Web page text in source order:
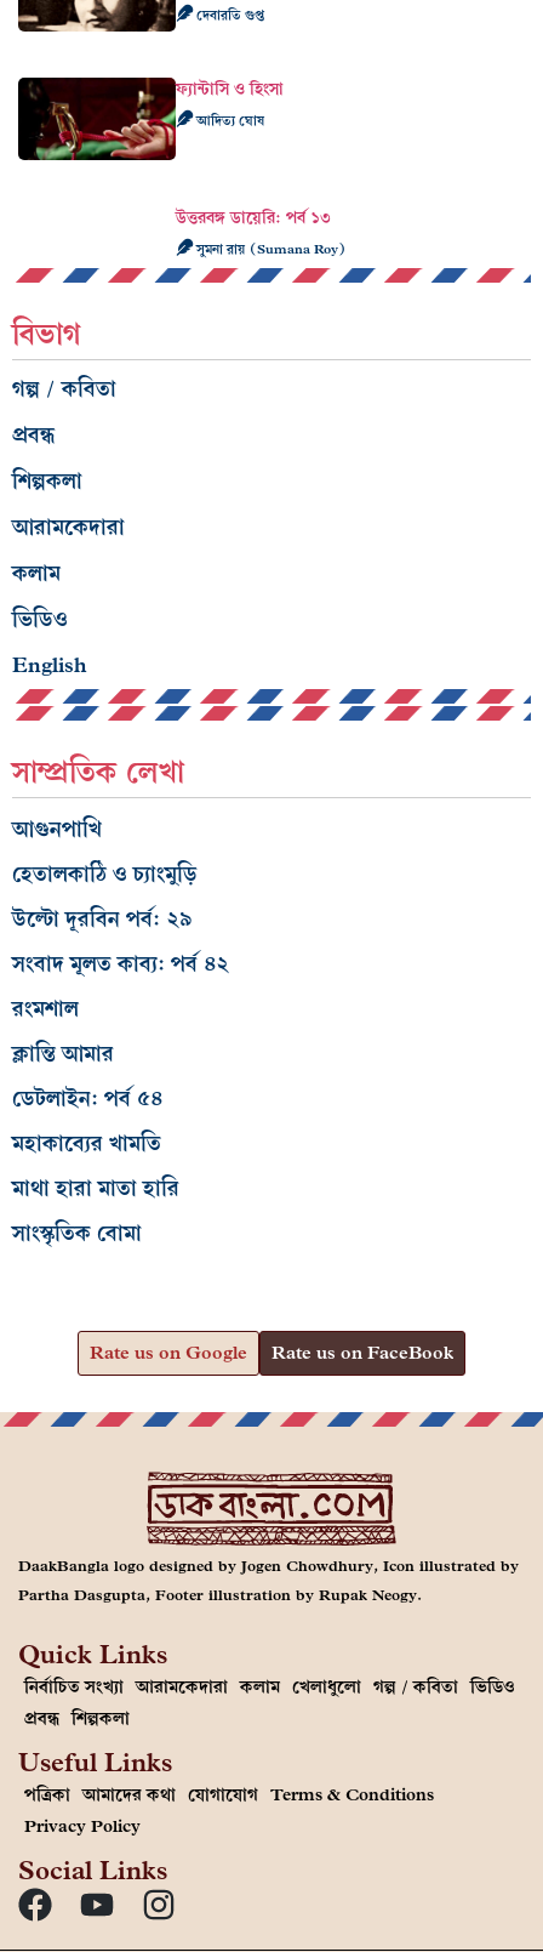
দেবারতি গুপ্ত
ফ্যান্টাসি ও হিংসা
আদিত্য ঘোষ
উত্তরবঙ্গ ডায়েরি: পর্ব ১৩
সুমনা রায় (Sumana Roy)
বিভাগ
গল্প / কবিতা
প্রবন্ধ
শিল্পকলা
আরামকেদারা
কলাম
ভিডিও
English
সাম্প্রতিক লেখা
আগুনপাখি
হেতালকাঠি ও চ্যাংমুড়ি
উল্টো দূরবিন পর্ব: ২৯
সংবাদ মূলত কাব্য: পর্ব ৪২
রংমশাল
ক্লান্তি আমার
ডেটলাইন: পর্ব ৫৪
মহাকাব্যের খামতি
মাথা হারা মাতা হারি
সাংস্কৃতিক বোমা
Rate us on Google Rate us on FaceBook
DaakBangla logo designed by Jogen Chowdhury, Icon illustrated by
Partha Dasgupta, Footer illustration by Rupak Neogy.
Quick Links
নির্বাচিত সংখ্যা আরামকেদারা কলাম খেলাধুলো গল্প / কবিতা ভিডিও
প্রবন্ধ শিল্পকলা
Useful Links
পত্রিকা আমাদের কথা যোগাযোগ Terms & Conditions
Privacy Policy
Social Links